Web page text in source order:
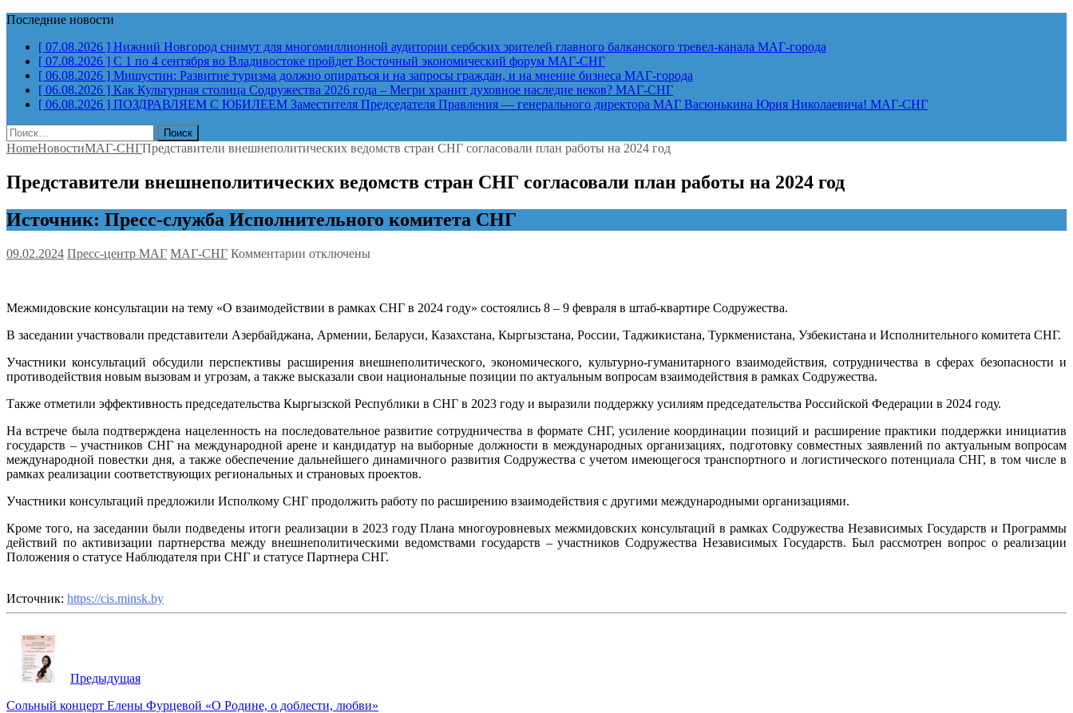
Последние новости
[ 07.08.2026 ] Нижний Новгород снимут для многомиллионной аудитории сербских зрителей главного балканского тревел-канала МАГ-города
[ 07.08.2026 ] С 1 по 4 сентября во Владивостоке пройдет Восточный экономический форум МАГ-СНГ
[ 06.08.2026 ] Мишустин: Развитие туризма должно опираться и на запросы граждан, и на мнение бизнеса МАГ-города
[ 06.08.2026 ] Как Культурная столица Содружества 2026 года – Мегри хранит духовное наследие веков? МАГ-СНГ
[ 06.08.2026 ] ПОЗДРАВЛЯЕМ С ЮБИЛЕЕМ Заместителя Председателя Правления — генерального директора МАГ Васюнькина Юрия Николаевича! МАГ-СНГ
Найти:
HomeНовостиМАГ-СНГПредставители внешнеполитических ведомств стран СНГ согласовали план работы на 2024 год
Представители внешнеполитических ведомств стран СНГ согласовали план работы на 2024 год
Источник: Пресс-служба Исполнительного комитета СНГ
09.02.2024 Пресс-центр МАГ МАГ-СНГ Комментарии к
ведомств
СНГ
план
работы
2024
отключены
Межмидовские консультации на тему «О взаимодействии в рамках СНГ в 2024 году» состоялись 8 – 9 февраля в штаб-квартире Содружества.
В заседании участвовали представители Азербайджана, Армении, Беларуси, Казахстана, Кыргызстана, России, Таджикистана, Туркменистана, Узбекистана и Исполнительного комитета СНГ.
Участники консультаций обсудили перспективы расширения внешнеполитического, экономического, культурно-гуманитарного взаимодействия, сотрудничества в сферах безопасности и
противодействия новым вызовам и угрозам, а также высказали свои национальные позиции по актуальным вопросам взаимодействия в рамках Содружества.
Также отметили эффективность председательства Кыргызской Республики в СНГ в 2023 году и выразили поддержку усилиям председательства Российской Федерации в 2024 году.
На встрече была подтверждена нацеленность на последовательное развитие сотрудничества в формате СНГ, усиление координации позиций и расширение практики поддержки инициатив
государств – участников СНГ на международной арене и кандидатур на выборные должности в международных организациях, подготовку совместных заявлений по актуальным вопросам
международной повестки дня, а также обеспечение дальнейшего динамичного развития Содружества с учетом имеющегося транспортного и логистического потенциала СНГ, в том числе в
рамках реализации соответствующих региональных и страновых проектов.
Участники консультаций предложили Исполкому СНГ продолжить работу по расширению взаимодействия с другими международными организациями.
Кроме того, на заседании были подведены итоги реализации в 2023 году Плана многоуровневых межмидовских консультаций в рамках Содружества Независимых Государств и Программы
действий по активизации партнерства между внешнеполитическими ведомствами государств – участников Содружества Независимых Государств. Был рассмотрен вопрос о реализации
Положения о статусе Наблюдателя при СНГ и статусе Партнера СНГ.
Источник: https://cis.minsk.by
Предыдущая
Сольный концерт Елены Фурцевой «О Родине, о доблести, любви»